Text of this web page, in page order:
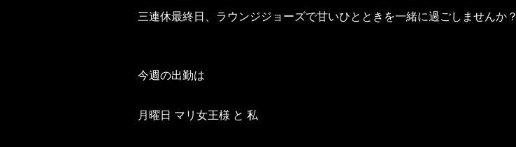
三連休最終日、ラウンジジョーズで甘いひとときを一緒に過ごしませんか？
今週の出勤は
月曜日 マリ女王様 と 私